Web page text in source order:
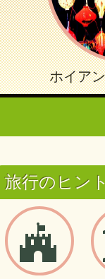
ホイア
旅行のヒント